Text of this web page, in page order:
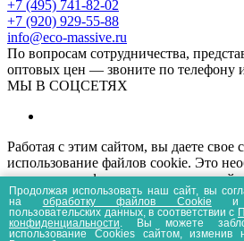
+7 (495) 741-82-02
+7 (920) 929-55-88
info@eco-massive.ru
По вопросам сотрудничества,
оптовых цен — звоните по телефону
МЫ В СОЦСЕТЯХ
Работая с этим сайтом, вы даете свое
использование файлов cookie. Это
нормального функционирования
Информация, представленная на
информационный характер и не
Политика конфиденциальности
Продолжая использовать наш сайт, вы
на обработку файлов Сookie и
пользовательских данных, в соответствии с
конфиденциальности . Вы можете
использование Cookies сайтом, изменив